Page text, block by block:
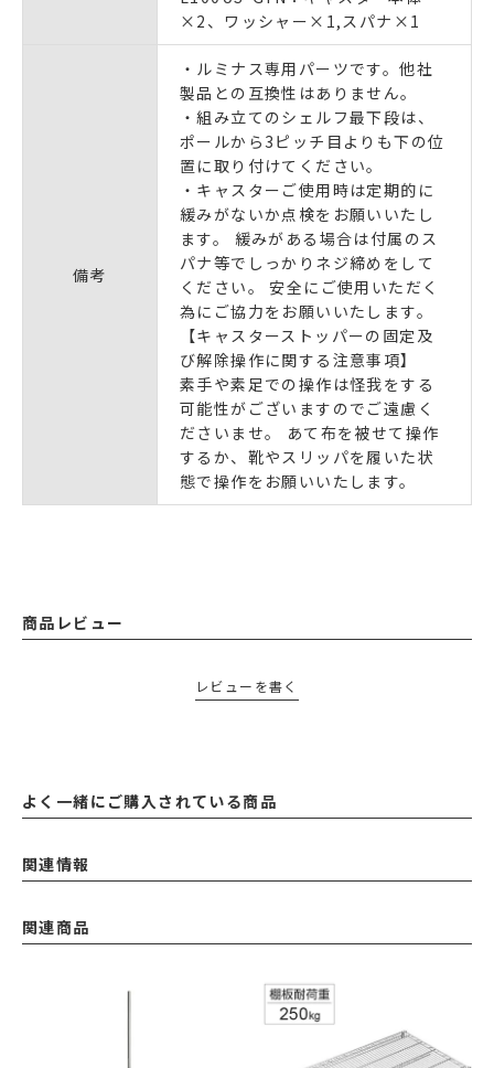
×2、ワッシャー×1,スパナ×1
備考
・ルミナス専用パーツです。他社
製品との互換性はありません。
・組み立てのシェルフ最下段は、
ポールから3ピッチ目よりも下の位
置に取り付けてください。
・キャスターご使用時は定期的に
緩みがないか点検をお願いいたし
ます。 緩みがある場合は付属のス
パナ等でしっかりネジ締めをして
ください。 安全にご使用いただく
為にご協力をお願いいたします。
【キャスターストッパーの固定及
び解除操作に関する注意事項】
素手や素足での操作は怪我をする
可能性がございますのでご遠慮く
ださいませ。 あて布を被せて操作
するか、靴やスリッパを履いた状
態で操作をお願いいたします。
商品レビュー
レビューを書く
よく一緒にご購入されている商品
関連情報
関連商品